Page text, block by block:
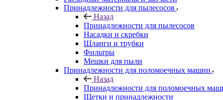
Принадлежности для пылесосов
Назад
Принадлежности для пылесосов
Насадки и скребки
Шланги и трубки
Фильтры
Мешки для пыли
Принадлежности для поломоечных машин
Назад
Принадлежности для поломоечных
Щетки и принадлежности